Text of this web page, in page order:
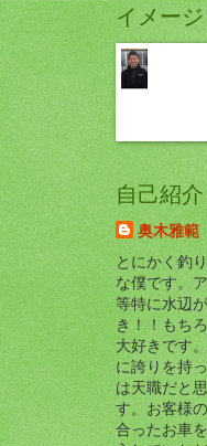
イメージ
自己紹介
奥木雅範
とにかく釣
な僕です。
等特に水辺
き！！もち
大好きです
に誇りを持
は天職だと
す。お客様
合ったお車